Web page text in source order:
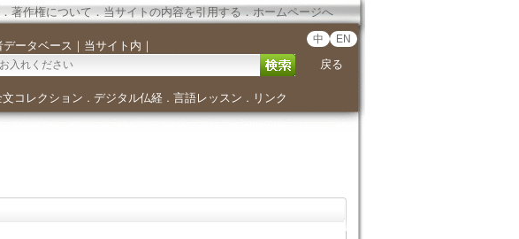
．著作権について．当サイトの内容を引用する．ホームページへ
データベース ｜ 当サイト内 ｜ 中 EN
戻る
文コレクション ． デジタル仏経． 言語レッスン ． リンク